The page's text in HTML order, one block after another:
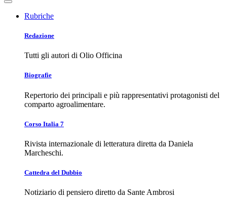
Rubriche
Redazione
Tutti gli autori di Olio Officina
Biografie
Repertorio dei principali e più rappresentativi protagonisti del
comparto agroalimentare.
Corso Italia 7
Rivista internazionale di letteratura diretta da Daniela
Marcheschi.
Cattedra del Dubbio
Notiziario di pensiero diretto da Sante Ambrosi